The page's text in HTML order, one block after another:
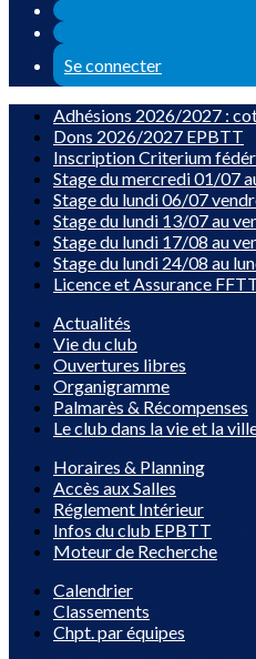
Se connecter
Adhésions 2026/2027 :
Dons 2026/2027 EPBTT
Inscription Criterium
Stage du mercredi 01/07
Stage du lundi 06/07
Stage du lundi 13/07 au
Stage du lundi 17/08 au
Stage du lundi 24/08 au
Licence et Assurance
Actualités
Vie du club
Ouvertures libres
Organigramme
Palmarès & Récompenses
Le club dans la vie et la
Horaires & Planning
Accès aux Salles
Réglement Intérieur
Infos du club EPBTT
Moteur de Recherche
Calendrier
Classements
Chpt. par équipes